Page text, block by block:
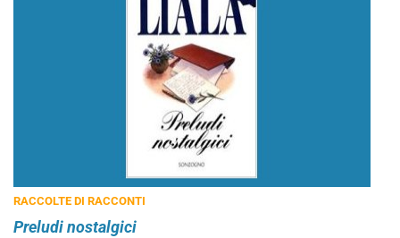
RACCOLTE DI RACCONTI
Preludi nostalgici